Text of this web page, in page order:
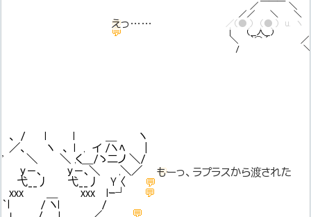
💬
💬
えっ……
／ ＼
／／ ＼ ＼
あ、あの……その……
／（● ） （● ） u. ヽ
| （__人__）
＼ ｀⌒ ´ ／
/
💬
💬
💬
💬
もーっ、ラプラスから渡された
、 / l l ＿ ヽ
／、 ヽ 、 l , イ /ヽﾍ |
' ＼ ＼ ,く＿/ゝ二ノ ＼/
y－､ y－､＼ ,＼／
弋__丿 弋__丿 Y 〈
xxx ＿ xxx lｰ┘
｀ｌ / ヽl /